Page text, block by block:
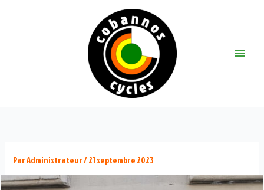
ParAdministrateur/21 septembre 2023